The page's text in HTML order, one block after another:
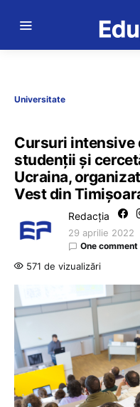
Universitate
Cursuri intensive
studenții și
Ucraina,
Vest din
Redacția
29 aprilie 2022
One comment
571 de vizualizări